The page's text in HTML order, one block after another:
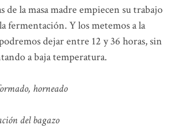
de la masa madre empiecen su trabajo
fermentación. Y los metemos a la
dejar entre 12 y 36 horas, sin
a baja temperatura.
horneado
del bagazo